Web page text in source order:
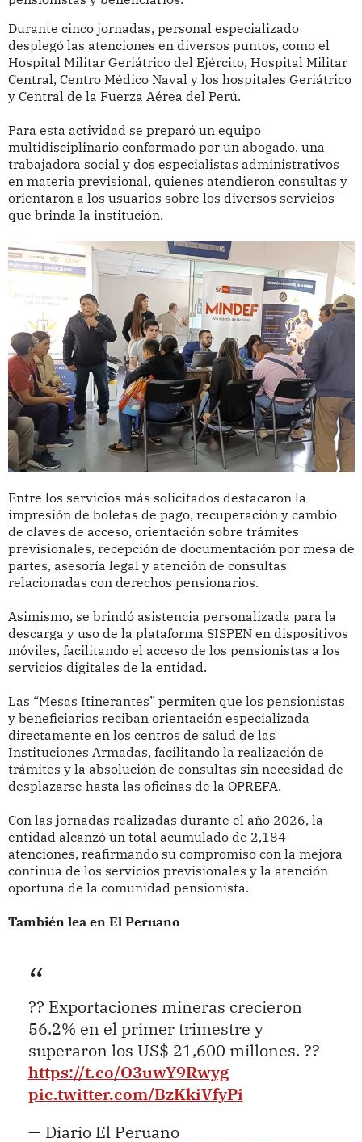
Durante cinco jornadas, personal especializado
desplegó las atenciones en diversos puntos, como el
Hospital Militar Geriátrico del Ejército, Hospital Militar
Central, Centro Médico Naval y los hospitales Geriátrico
y Central de la Fuerza Aérea del Perú.
Para esta actividad se preparó un equipo
multidisciplinario conformado por un abogado, una
trabajadora social y dos especialistas administrativos
en materia previsional, quienes atendieron consultas y
orientaron a los usuarios sobre los diversos servicios
que brinda la institución.
Entre los servicios más solicitados destacaron la
impresión de boletas de pago, recuperación y cambio
de claves de acceso, orientación sobre trámites
previsionales, recepción de documentación por mesa de
partes, asesoría legal y atención de consultas
relacionadas con derechos pensionarios.
Asimismo, se brindó asistencia personalizada para la
descarga y uso de la plataforma SISPEN en dispositivos
móviles, facilitando el acceso de los pensionistas a los
servicios digitales de la entidad.
Las “Mesas Itinerantes” permiten que los pensionistas
y beneficiarios reciban orientación especializada
directamente en los centros de salud de las
Instituciones Armadas, facilitando la realización de
trámites y la absolución de consultas sin necesidad de
desplazarse hasta las oficinas de la OPREFA.
Con las jornadas realizadas durante el año 2026, la
entidad alcanzó un total acumulado de 2,184
atenciones, reafirmando su compromiso con la mejora
continua de los servicios previsionales y la atención
oportuna de la comunidad pensionista.
También lea en El Peruano
?? Exportaciones mineras crecieron
56.2% en el primer trimestre y
superaron los US$ 21,600 millones. ??
https://t.co/O3uwY9Rwyg
pic.twitter.com/BzKkiVfyPi
— Diario El Peruano